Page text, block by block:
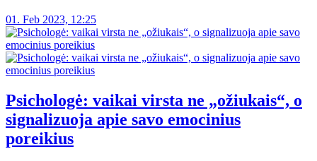
01. Feb 2023, 12:25
Psichologė: vaikai virsta ne „ožiukais“, o
signalizuoja apie savo emocinius
poreikius